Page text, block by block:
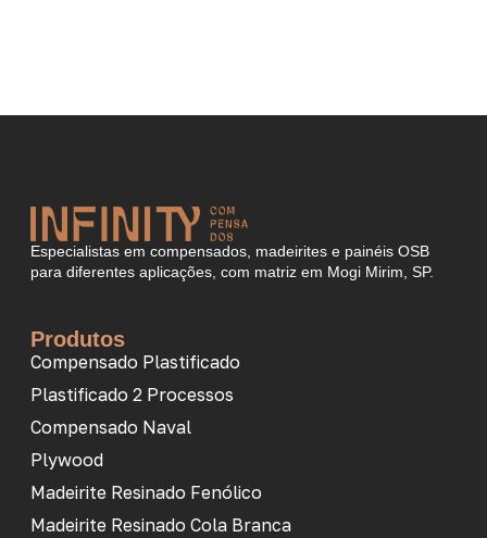
Especialistas em compensados, madeirites e painéis OSB
para diferentes aplicações, com matriz em Mogi Mirim, SP.
Produtos
Compensado Plastificado
Plastificado 2 Processos
Compensado Naval
Plywood
Madeirite Resinado Fenólico
Madeirite Resinado Cola Branca